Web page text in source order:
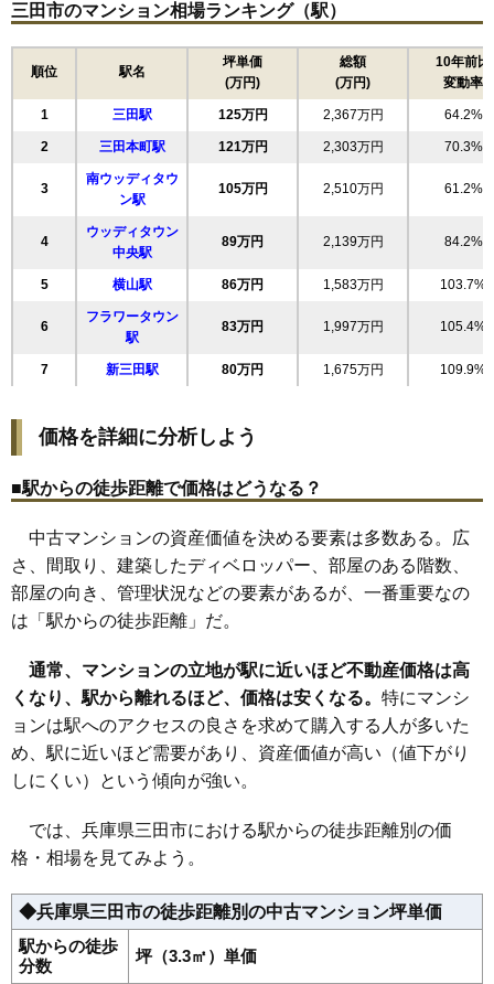
交通 フラワータウン駅（4分）
相場 1,410万円～1,610万円
(18.8万円/㎡~21.5万円/㎡)
マンションナビで
無料一括査定をする
サンディパークス1番館
住所 兵庫県三田市狭間が丘5丁目
相場 1,310万円～1,510万円
(17.9万円/㎡~20.7万円/㎡)
マンションナビで
サンフォルテウッディタウンすずかけ台
住所 兵庫県三田市すずかけ台4丁目
相場 2,590万円～2,790万円
(35.5万円/㎡~38.2万円/㎡)
マンションナビで
ウッディタウン新三田セントパーク
住所 兵庫県三田市すずかけ台3丁目
交通
南ウッディタウン駅（5分）、ウッディタウン中央
駅（17分）、新三田駅（23分）
相場 3,710万円～4,010万円
(39.1万円/㎡~42.2万円/㎡)
マンションナビで
無料一括査定をする
ウッディタウン新三田セントパーク1番館
16 富士が丘 79万円 1,896万円 92.7%
77万円 1,614万円 86.7%
63万円 1,573万円 148.1%
三田市のマンション相場ランキング（駅）
順位 駅名
坪単価
(万円)
総額
(万円)
10年前比
変動率
1 三田駅 125万円 2,367万円 64.2%
2 三田本町駅 121万円 2,303万円 70.3%
3
南ウッディタウ
ン駅
105万円 2,510万円 61.2%
4
ウッディタウン
中央駅
89万円 2,139万円 84.2%
5 横山駅 86万円 1,583万円 103.7%
6
フラワータウン
駅
83万円 1,997万円 105.4%
7 新三田駅 80万円 1,675万円 109.9%
価格を詳細に分析しよう
■駅からの徒歩距離で価格はどうなる？
中古マンションの資産価値を決める要素は多数ある。広
さ、間取り、建築したディベロッパー、部屋のある階数、
部屋の向き、管理状況などの要素があるが、一番重要なの
は「駅からの徒歩距離」だ。
通常、マンションの立地が駅に近いほど不動産価格は高
くなり、駅から離れるほど、価格は安くなる。 特にマンシ
ョンは駅へのアクセスの良さを求めて購入する人が多いた
め、駅に近いほど需要があり、資産価値が高い（値下がり
しにくい）という傾向が強い。
では、兵庫県三田市における駅からの徒歩距離別の価
格・相場を見てみよう。
◆兵庫県三田市の徒歩距離別の中古マンション坪単価
駅からの徒歩
分数
坪（3.3㎡）単価